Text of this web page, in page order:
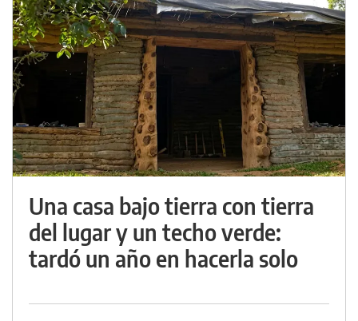
Una casa bajo tierra con tierra
del lugar y un techo verde:
tardó un año en hacerla solo